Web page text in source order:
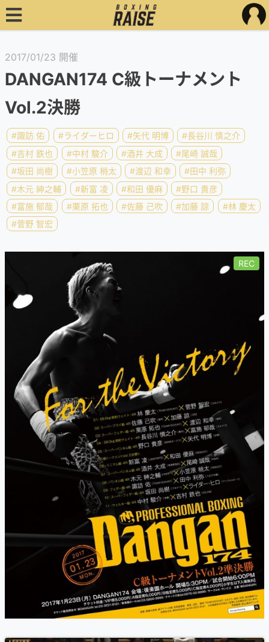
2017/01/23 開催
DANGAN174 C級トーナメント
Vol.2決勝
#諏訪 佑 #ライダーヒロ #矢代 明博
#長谷川 慎之介
#吉村 鉄也
#中村 駿介 #酒井 大成
#尾崎 誠哉
#坂田 尚樹
#小笠原 梢太 #渡辺 和幸
#田中 利弥
#木元 紳之輔
#新富 凌 #和田 優麻
#野口 貴彦
#富施 郁哉
#栗原 拓也 #佐藤 己吹 #加藤 諒
#林 慶太
#菅野 智宏
REC